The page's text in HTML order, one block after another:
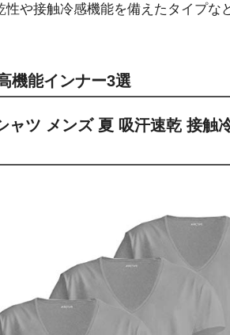
性や接触冷感機能を備えたタイプな
機能インナー3選
ャツ メンズ 夏 吸汗速乾 接触